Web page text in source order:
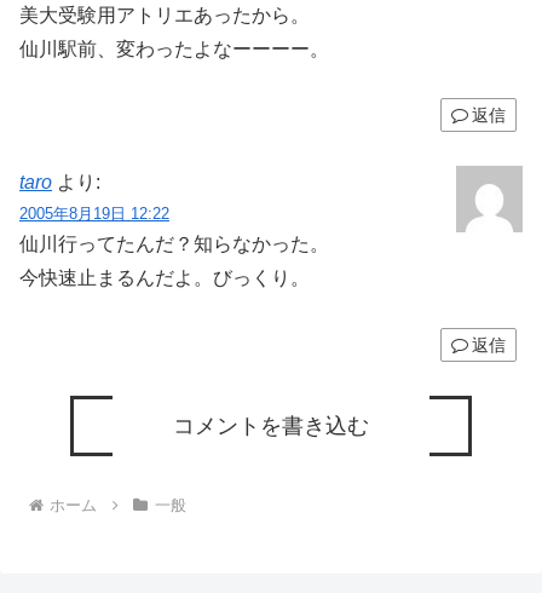
美大受験用アトリエあったから。
仙川駅前、変わったよなーーーー。
返信
taro より:
2005年8月19日 12:22
仙川行ってたんだ？知らなかった。
今快速止まるんだよ。びっくり。
返信
コメントを書き込む
ホーム 一般